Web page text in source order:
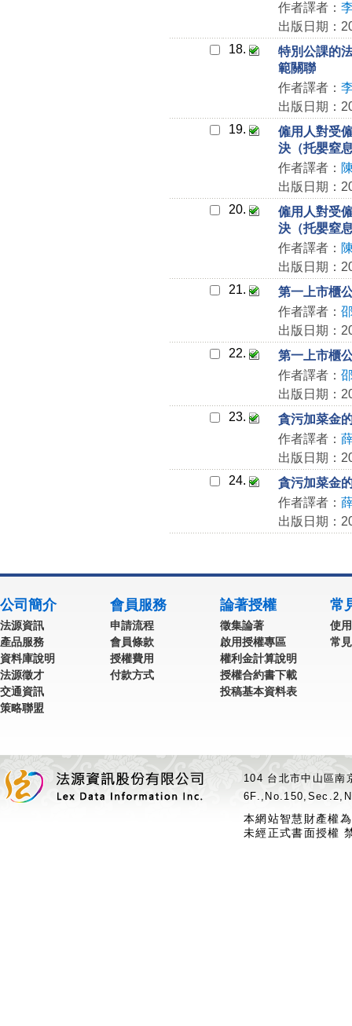
作者譯者：
出版日期：
18.
特別公課的
範關聯
作者譯者：
出版日期：
19.
僱用人對受
決（托嬰窒
作者譯者：
出版日期：
20.
僱用人對受
決（托嬰窒
作者譯者：
出版日期：
21.
第一上市櫃
作者譯者：
出版日期：
22.
第一上市櫃
作者譯者：
出版日期：
23.
貪污加菜金
作者譯者：
出版日期：
24.
貪污加菜金
作者譯者：
出版日期：
公司簡介
法源資訊
產品服務
資料庫說明
法源徵才
交通資訊
策略聯盟
會員服務
申請流程
會員條款
授權費用
付款方式
論著授權
徵集論著
啟用授權專區
權利金計算說明
授權合約書下載
投稿基本資料表
常
使
常
104 台北市中山區
本網站智慧財產權
未經正式書面授權